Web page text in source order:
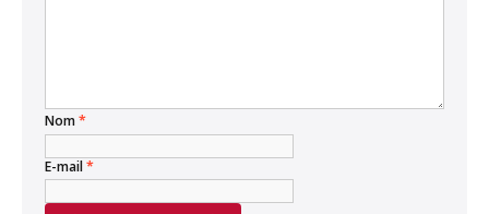
Nom*
E-mail*